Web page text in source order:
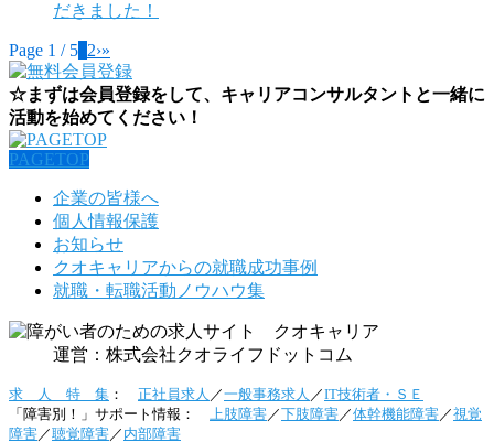
だきました！
Page 1 / 5 2›»
☆まずは会員登録をして、キャリアコンサルタントと一緒に
活動を始めてください！
PAGETOP
企業の皆様へ
個人情報保護
お知らせ
クオキャリアからの就職成功事例
就職・転職活動ノウハウ集
運営：株式会社クオライフドットコム
求 人 特 集 ： 正社員求人 ／一般事務求人 ／IT技術者・ＳＥ
「障害別！」サポート情報： 上肢障害／下肢障害／体幹機能障害／視覚
障害／聴覚障害／ 内部障害